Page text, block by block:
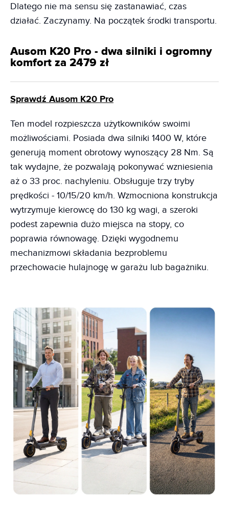
Dlatego nie ma sensu się zastanawiać, czas
działać. Zaczynamy. Na początek środki transportu.
Ausom K20 Pro - dwa silniki i ogromny
komfort za 2479 zł
Sprawdź Ausom K20 Pro
Ten model rozpieszcza użytkowników swoimi
możliwościami. Posiada dwa silniki 1400 W, które
generują moment obrotowy wynoszący 28 Nm. Są
tak wydajne, że pozwalają pokonywać wzniesienia
aż o 33 proc. nachyleniu. Obsługuje trzy tryby
prędkości - 10/15/20 km/h. Wzmocniona konstrukcja
wytrzymuje kierowcę do 130 kg wagi, a szeroki
podest zapewnia dużo miejsca na stopy, co
poprawia równowagę. Dzięki wygodnemu
mechanizmowi składania bezproblemu
przechowacie hulajnogę w garażu lub bagażniku.